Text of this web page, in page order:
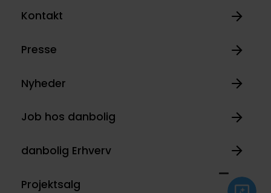
Kontakt
Presse
Nyheder
Job hos danbolig
danbolig Erhverv
Projektsalg